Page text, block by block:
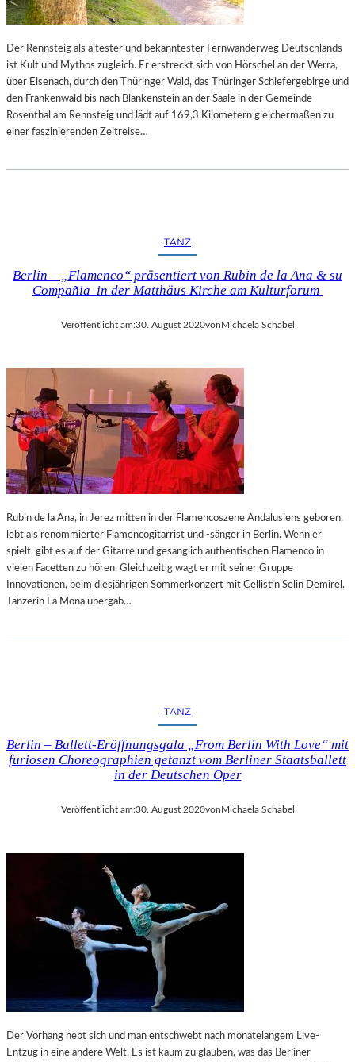
O
S
T
K
A
R
T
U
N
E
O
N
H
E
L
M
T
A
R
T
N
Der Rennsteig als ältester und bekanntester Fernwanderweg Deutschlands
ist Kult und Mythos zugleich. Er erstreckt sich von Hörschel an der Werra,
über Eisenach, durch den Thüringer Wald, das Thüringer Schiefergebirge und
den Frankenwald bis nach Blankenstein an der Saale in der Gemeinde
Rosenthal am Rennsteig und lädt auf 169,3 Kilometern gleichermaßen zu
einer faszinierenden Zeitreise…
TANZ
Berlin – „Flamenco“ präsentiert von Rubin de la Ana & su
Compañia in der Matthäus Kirche am Kulturforum
Veröffentlicht am:30. August 2020vonMichaela Schabel
Rubin de la Ana, in Jerez mitten in der Flamencoszene Andalusiens geboren,
lebt als renommierter Flamencogitarrist und -sänger in Berlin. Wenn er
spielt, gibt es auf der Gitarre und gesanglich authentischen Flamenco in
vielen Facetten zu hören. Gleichzeitig wagt er mit seiner Gruppe
Innovationen, beim diesjährigen Sommerkonzert mit Cellistin Selin Demirel.
Tänzerin La Mona übergab…
TANZ
Berlin – Ballett-Eröffnungsgala „From Berlin With Love“ mit
furiosen Choreographien getanzt vom Berliner Staatsballett
in der Deutschen Oper
Veröffentlicht am:30. August 2020von Michaela Schabel
Der Vorhang hebt sich und man entschwebt nach monatelangem Live-
Entzug in eine andere Welt. Es ist kaum zu glauben, was das Berliner